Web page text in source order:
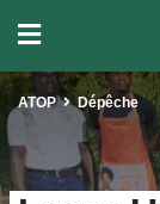
ATOP Dépêche